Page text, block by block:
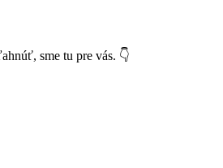
sme tu pre vás. 👇